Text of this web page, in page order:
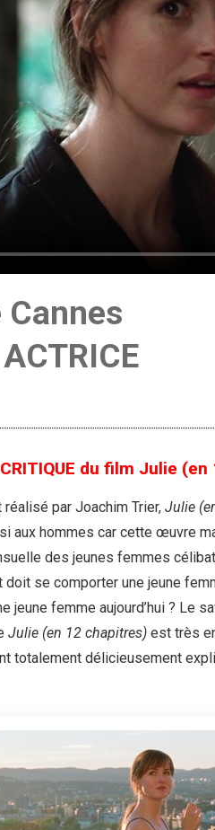
Cannes
CRITIQUE du film Julie
par Joachim Trier, Julie
aux hommes car cette œuvre
des jeunes femmes
doit se comporter une jeune
jeune femme aujourd’hui ? Le
Julie (en 12 chapitres) est très
totalement délicieusement